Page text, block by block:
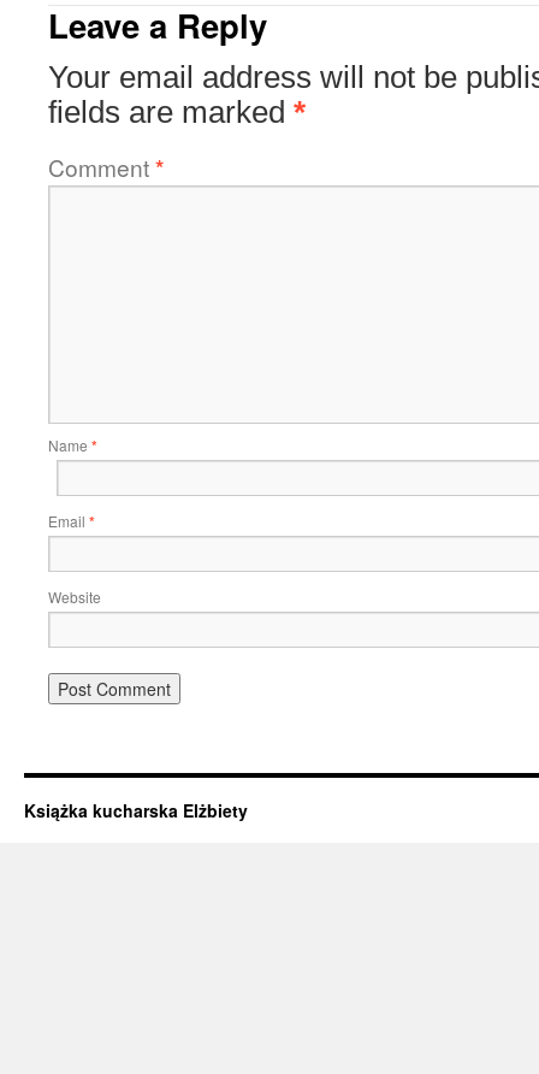
Leave a Reply
Your email address will not be
fields are marked *
Comment*
Name *
Email *
Website
Książka kucharska Elżbiety